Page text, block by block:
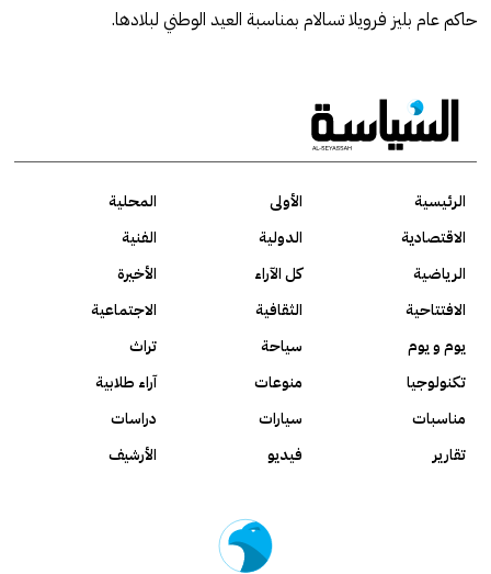
حاكم عام بليز فرويلا تسالام بمناسبة العيد الوطني لبلادها.
الرئيسية الأولى
المحلية
الاقتصادية
الدولية
الفنية
الرياضية
كل الآراء
الأخيرة
الافتتاحية
الثقافية
الاجتماعية
يوم و يوم
سياحة
تراث
تكنولوجيا
منوعات
آراء طلابية
مناسبات
سيارات
دراسات
تقارير
فيديو الأرشيف